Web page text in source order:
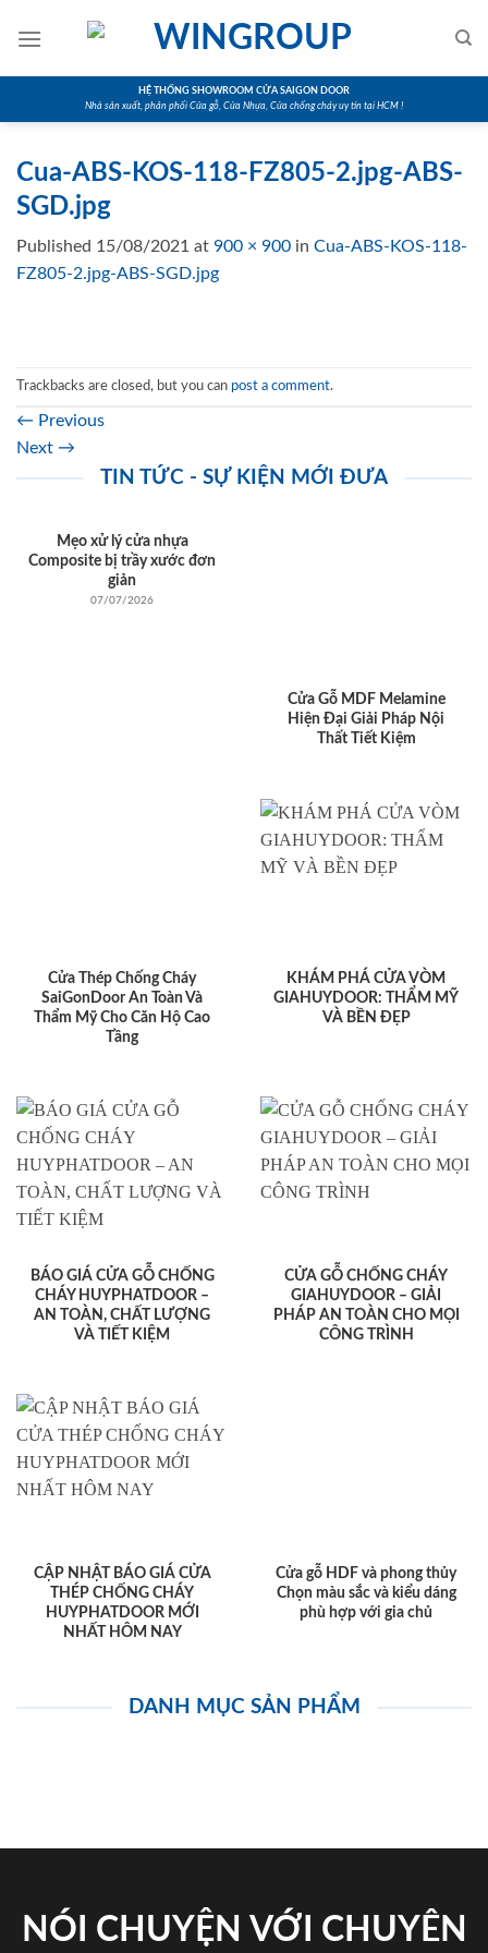
HỆ THỐNG SHOWROOM CỬA SAIGON DOOR
Nhà sản xuất, phân phối Cửa gỗ, Cửa Nhựa, Cửa chống cháy uy tín tại HCM !
Cua-ABS-KOS-118-FZ805-2.jpg-ABS-
SGD.jpg
Published 15/08/2021 at 900 × 900 in Cua-ABS-KOS-118-
FZ805-2.jpg-ABS-SGD.jpg
Trackbacks are closed, but you can post a comment.
← Previous
Next →
TIN TỨC - SỰ KIỆN MỚI ĐƯA
Mẹo xử lý cửa nhựa
Composite bị trầy xước đơn
giản
07/07/2026
Cửa Gỗ MDF Melamine
Hiện Đại Giải Pháp Nội
Thất Tiết Kiệm
Cửa Thép Chống Cháy
SaiGonDoor An Toàn Và
Thẩm Mỹ Cho Căn Hộ Cao
Tầng
KHÁM PHÁ CỬA VÒM
GIAHUYDOOR: THẨM MỸ
VÀ BỀN ĐẸP
BÁO GIÁ CỬA GỖ CHỐNG
CHÁY HUYPHATDOOR –
AN TOÀN, CHẤT LƯỢNG
VÀ TIẾT KIỆM
CỬA GỖ CHỐNG CHÁY
GIAHUYDOOR – GIẢI
PHÁP AN TOÀN CHO MỌI
CÔNG TRÌNH
CẬP NHẬT BÁO GIÁ CỬA
THÉP CHỐNG CHÁY
HUYPHATDOOR MỚI
NHẤT HÔM NAY
Cửa gỗ HDF và phong thủy
Chọn màu sắc và kiểu dáng
phù hợp với gia chủ
DANH MỤC SẢN PHẨM
NÓI CHUYỆN VỚI CHUYÊN